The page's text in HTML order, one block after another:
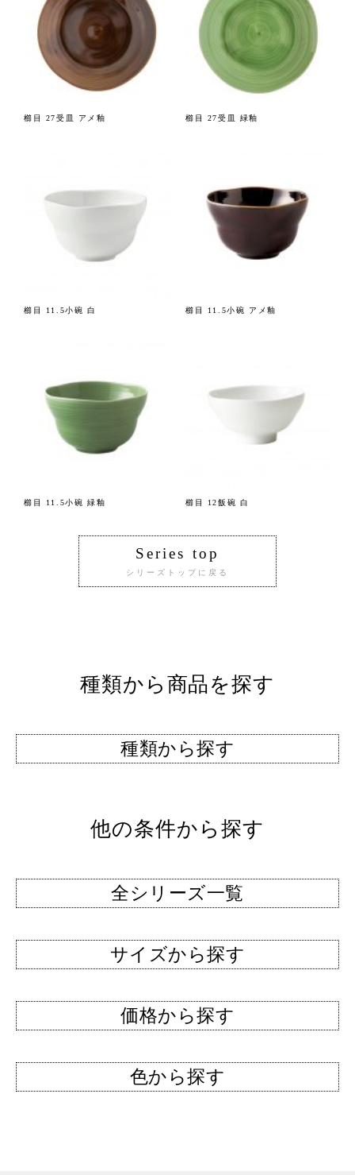
櫛目 27受皿 アメ釉 櫛目 27受皿 緑釉
櫛目 11.5小碗 白 櫛目 11.5小碗 アメ釉
櫛目 11.5小碗 緑釉 櫛目 12飯碗 白
Series top
シリーズトップに戻る
種類から商品を探す
種類から探す
他の条件から探す
全シリーズ一覧
サイズから探す
価格から探す
色から探す